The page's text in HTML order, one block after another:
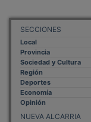
SECCIONES
Local
Provincia
Sociedad y Cultura
Región
Deportes
Economía
Opinión
NUEVA ALCARRIA